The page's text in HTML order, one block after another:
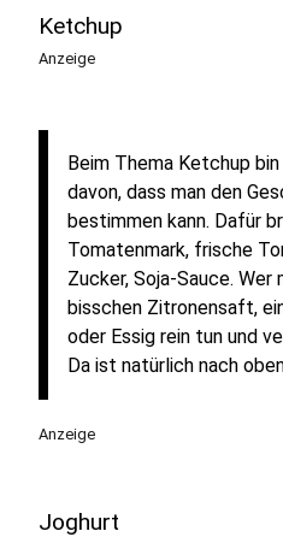
Ketchup
Anzeige
Beim Thema Ketchup
davon, dass man den
bestimmen kann. Dafür
Tomatenmark, frische
Zucker, Soja-Sauce. Wer
bisschen Zitronensaft,
oder Essig rein tun und
Da ist natürlich nach
Anzeige
Joghurt